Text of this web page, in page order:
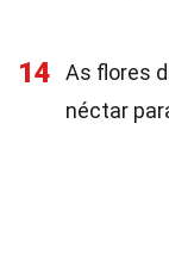
14
As flores
néctar